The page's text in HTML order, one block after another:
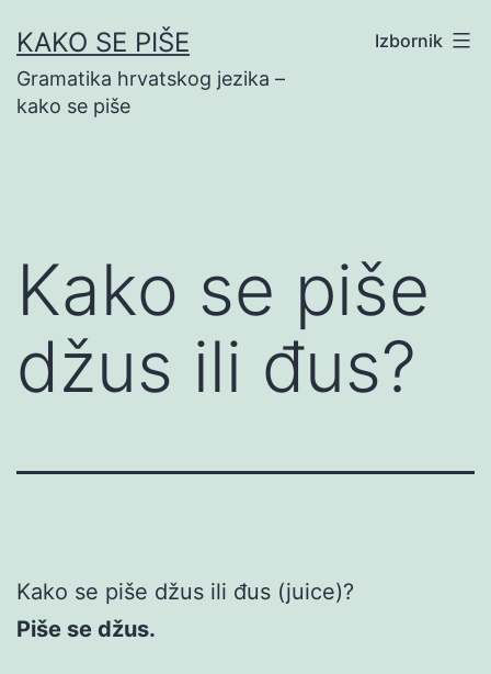
na
sadržaj
KAKO SE PIŠE
Gramatika hrvatskog jezika –
kako se piše
Izbornik
Kako se piše
džus ili đus?
Kako se piše džus ili đus (juice)?
Piše se džus.